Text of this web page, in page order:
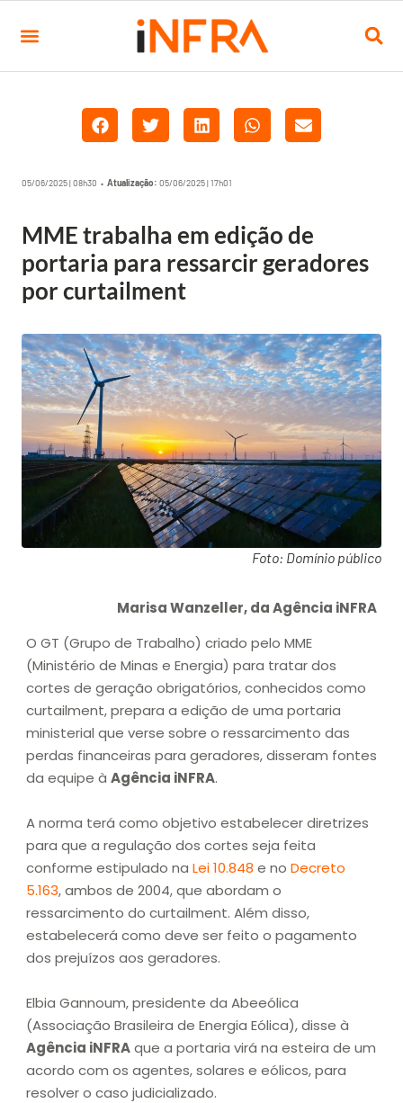
05/06/2025 | 08h30 • Atualização: 05/06/2025 | 17h01
MME trabalha em edição de
portaria para ressarcir geradores
por curtailment
Foto: Domínio público
Marisa Wanzeller, da Agência iNFRA
O GT (Grupo de Trabalho) criado pelo MME
(Ministério de Minas e Energia) para tratar dos
cortes de geração obrigatórios, conhecidos como
curtailment, prepara a edição de uma portaria
ministerial que verse sobre o ressarcimento das
perdas financeiras para geradores, disseram fontes
da equipe à Agência iNFRA.
A norma terá como objetivo estabelecer diretrizes
para que a regulação dos cortes seja feita
conforme estipulado na Lei 10.848 e no Decreto
5.163, ambos de 2004, que abordam o
ressarcimento do curtailment. Além disso,
estabelecerá como deve ser feito o pagamento
dos prejuízos aos geradores.
Elbia Gannoum, presidente da Abeeólica
(Associação Brasileira de Energia Eólica), disse à
Agência iNFRAque a portaria virá na esteira de um
acordo com os agentes, solares e eólicos, para
resolver o caso judicializado.